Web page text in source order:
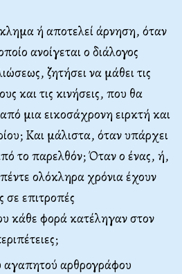
ή αποτελεί άρνηση, όταν
ανοίγεται ο διάλογος
ζητήσει να μάθει τις
και τις κινήσεις, που θα
μια εικοσάχρονη ειρκτή και
Και μάλιστα, όταν υπάρχει
το παρελθόν; Όταν ο ένας, ή,
ολόκληρα χρόνια έχουν
σε επιτροπές
κάθε φορά κατέληγαν στον
αγαπητού αρθρογράφου